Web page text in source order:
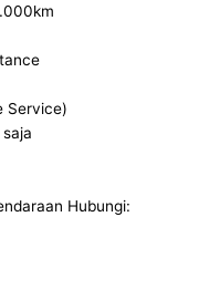
Service)
Hubungi: